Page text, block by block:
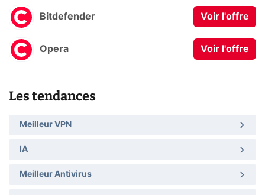
Bitdefender Voir l'offre
Opera Voir l'offre
Les tendances
Meilleur VPN
IA
Meilleur Antivirus